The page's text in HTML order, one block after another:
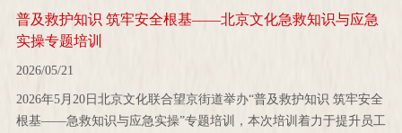
普及救护知识 筑牢安全根基——北京文化急救知识与应急
实操专题培训
2026/05/21
2026年5月20日北京文化联合望京街道举办“普及救护知识 筑牢安全
根基——急救知识与应急实操”专题培训，本次培训着力于提升员工